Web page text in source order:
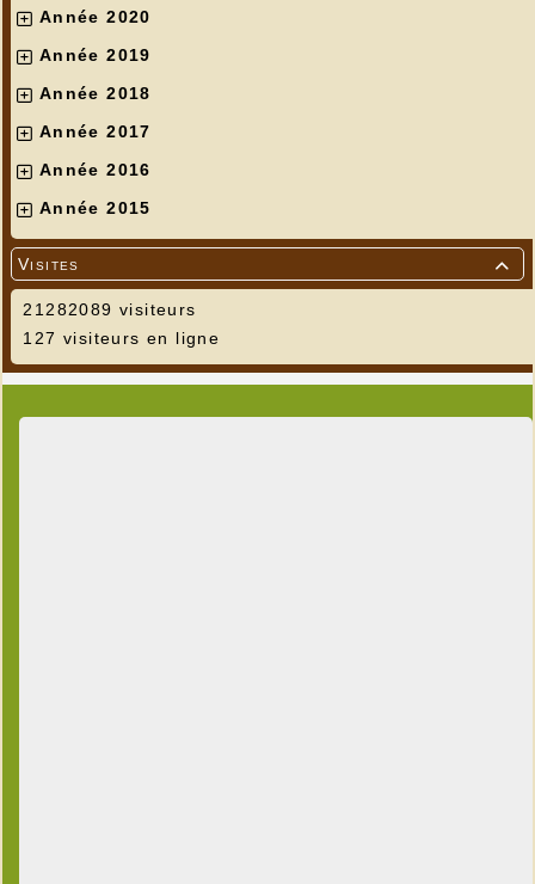
Année 2020
Année 2019
Année 2018
Année 2017
Année 2016
Année 2015

Visites
21282089 visiteurs
127 visiteurs en ligne